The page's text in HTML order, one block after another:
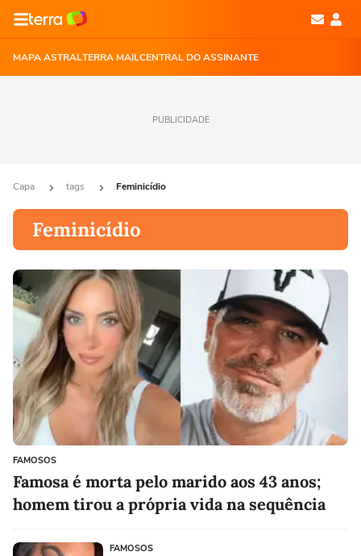
MAPA ASTRALTERRA MAILCENTRAL DO ASSINANTE
PUBLICIDADE
Capa tags Feminicídio
Feminicídio
FAMOSOS
Famosa é morta pelo marido aos 43 anos;
homem tirou a própria vida na sequência
FAMOSOS